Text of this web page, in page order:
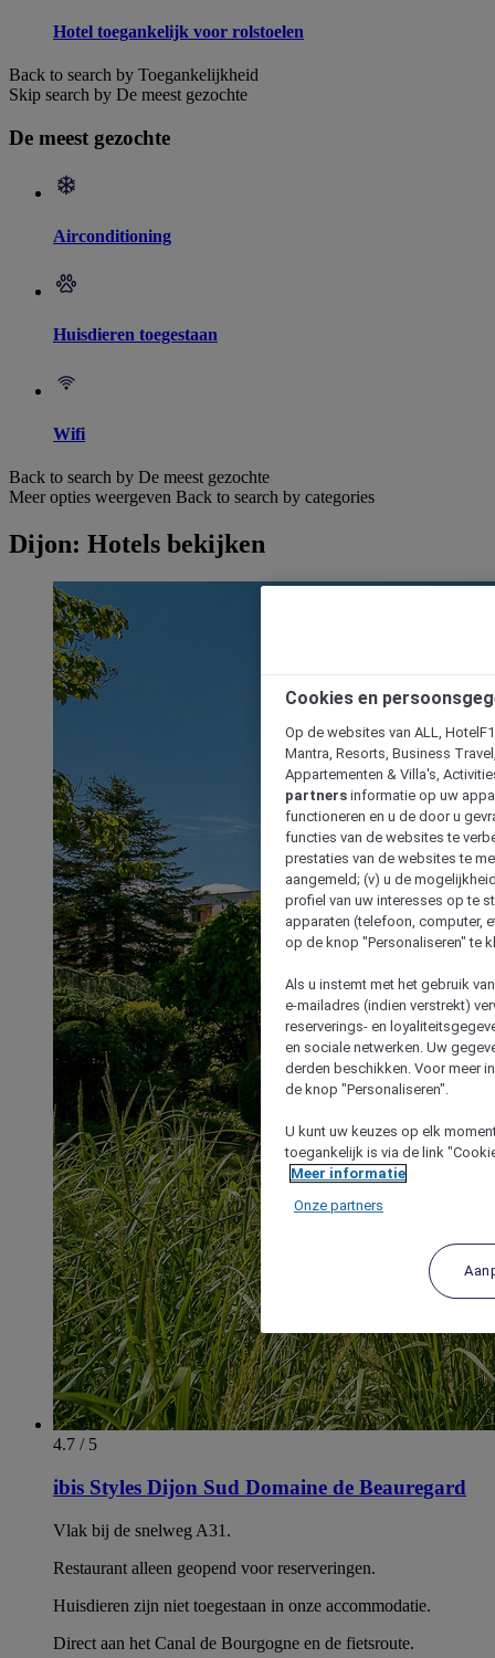
Hotel toegankelijk voor rolstoelen
Back to search by Toegankelijkheid
Skip search by De meest gezochte
De meest gezochte
Airconditioning
Huisdieren toegestaan
Wifi
Back to search by De meest gezochte
Meer opties weergeven Back to search by categories
Dijon: Hotels bekijken
4.7 / 5
ibis Styles Dijon Sud Domaine de Beauregard
Vlak bij de snelweg A31.
Restaurant alleen geopend voor reserveringen.
Huisdieren zijn niet toegestaan in onze accommodatie.
Direct aan het Canal de Bourgogne en de fietsroute.
Cookies en
Op de websites van ALL,
Mantra, Resorts, Business
Appartementen & Villa's,
partners informatie op uw
functioneren en u de door u
functies van de websites te
prestaties van de websites te
aangemeld; (v) u de
profiel van uw interesses op te
apparaten (telefoon, computer,
op de knop "Personaliseren" te
Als u instemt met het gebruik
e-mailadres (indien verstrekt)
reserverings- en
en sociale netwerken. Uw
derden beschikken. Voor meer
de knop "Personaliseren".
U kunt uw keuzes op elk
toegankelijk is via de link
Meer informatie
Onze partners